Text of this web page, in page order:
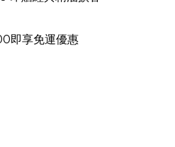
即享免運優惠